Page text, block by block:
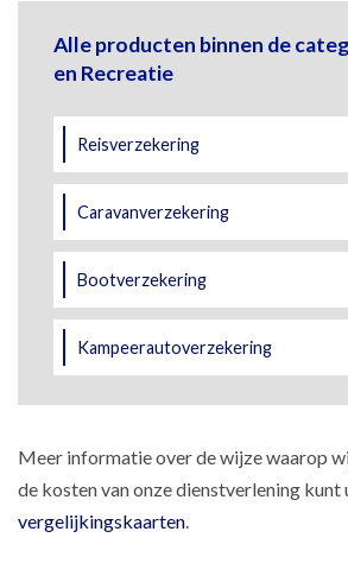
Alle producten binnen de
en Recreatie
Reisverzekering
Caravanverzekering
Bootverzekering
Kampeerautoverzekering
Meer informatie over de wijze waarop
de kosten van onze dienstverlening kunt
vergelijkingskaarten